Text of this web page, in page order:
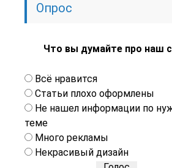
Опрос
Что вы думайте про наш
Всё нравится
Статьи плохо оформлены
Не нашел информации по
теме
Много рекламы
Некрасивый дизайн